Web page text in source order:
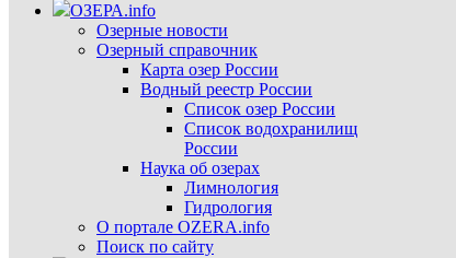
ОЗЕРА.info
Озерные новости
Озерный справочник
Карта озер России
Водный реестр России
Список озер России
Список водохранилищ
России
Наука об озерах
Лимнология
Гидрология
О портале OZERA.info
Поиск по сайту